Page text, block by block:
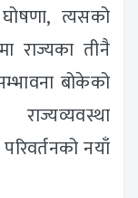
त्यसको
राज्यका तीनै
बोकेको
नयाँ